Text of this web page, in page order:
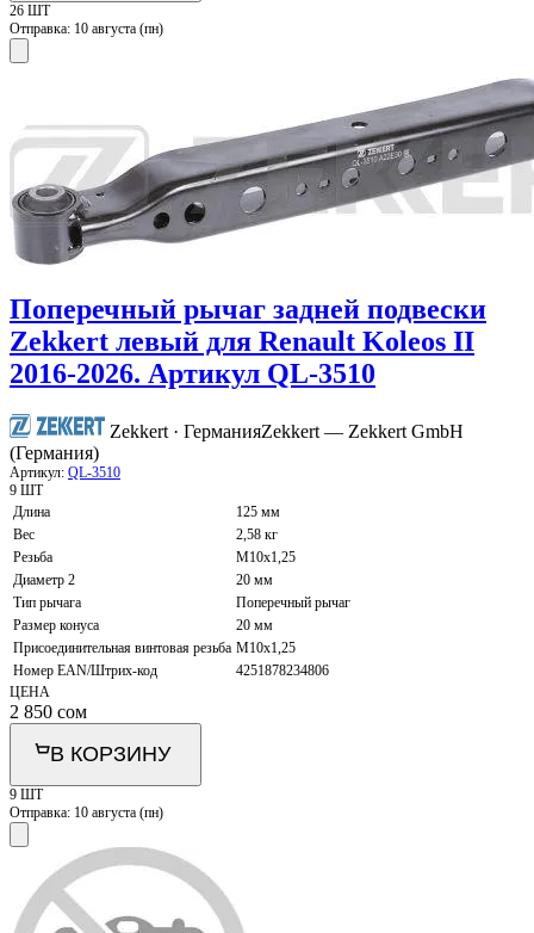
26 ШТ
Отправка: 10 августа (пн)
Поперечный рычаг задней подвески
Zekkert левый для Renault Koleos II
2016-2026. Артикул QL-3510
Zekkert · ГерманияZekkert — Zekkert GmbH
(Германия)
Артикул: QL-3510
9 ШТ
Длина
125 мм
Вес
2,58 кг
Резьба
M10x1,25
Диаметр 2
20 мм
Тип рычага
Поперечный рычаг
Размер конуса
20 мм
Присоединительная винтовая резьба M10x1,25
Номер EAN/Штрих-код
4251878234806
ЦЕНА
2 850 сом
В КОРЗИНУ
9 ШТ
Отправка: 10 августа (пн)